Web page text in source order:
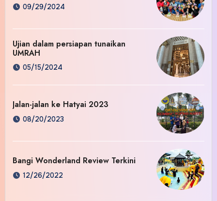
09/29/2024
Ujian dalam persiapan tunaikan
UMRAH
05/15/2024
Jalan-jalan ke Hatyai 2023
08/20/2023
Bangi Wonderland Review Terkini
12/26/2022